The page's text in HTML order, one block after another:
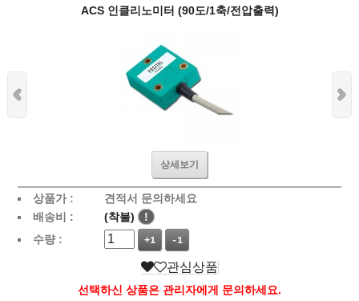
ACS 인클리노미터 (90도/1축/전압출력)
상세보기
상품가 :
견적서 문의하세요
배송비 :
(착불)
!
수량 :
+1 -1
관심상품
선택하신 상품은 관리자에게 문의하세요.